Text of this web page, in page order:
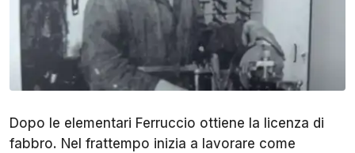
Dopo le elementari Ferruccio ottiene la licenza di
fabbro. Nel frattempo inizia a lavorare come